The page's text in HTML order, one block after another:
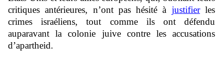
critiques antérieures, n’ont pas hésité à justifierles
crimes israéliens, tout comme ils ont défendu
auparavant la colonie juive contre les accusations
d’apartheid.